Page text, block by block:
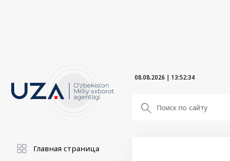
08.08.2026 | 13:52:35
Главная страница